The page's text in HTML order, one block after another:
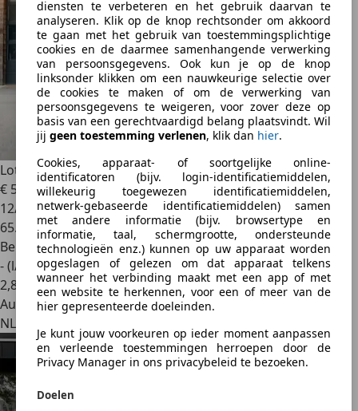
diensten te verbeteren en het gebruik daarvan te
analyseren. Klik op de knop rechtsonder om akkoord
te gaan met het gebruik van toestemmingsplichtige
cookies en de daarmee samenhangende verwerking
van persoonsgegevens. Ook kun je op de knop
linksonder klikken om een nauwkeurige selectie over
de cookies te maken of om de verwerking van
persoonsgegevens te weigeren, voor zover deze op
basis van een gerechtvaardigd belang plaatsvindt. Wil
jij geen toestemming verlenen, klik dan hier.
Cookies, apparaat- of soortgelijke online-
identificatoren (bijv. login-identificatiemiddelen,
willekeurig toegewezen identificatiemiddelen,
netwerk-gebaseerde identificatiemiddelen) samen
met andere informatie (bijv. browsertype en
informatie, taal, schermgrootte, ondersteunde
technologieën enz.) kunnen op uw apparaat worden
opgeslagen of gelezen om dat apparaat telkens
wanneer het verbinding maakt met een app of met
een website te herkennen, voor een of meer van de
hier gepresenteerde doeleinden.
Je kunt jouw voorkeuren op ieder moment aanpassen
en verleende toestemmingen herroepen door de
Privacy Manager in ons privacybeleid te bezoeken.
Doelen
Lotus Evora3.5 S 2+2 | 370pk
€ 57.950
12/2013
65.000 km
Benzine
- (l/100 km)
2,8
Autobedrijf
NL 6413 AE